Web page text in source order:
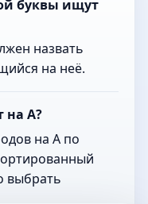
буквы ищут
назвать
на неё.
на А?
на А по
выбрать